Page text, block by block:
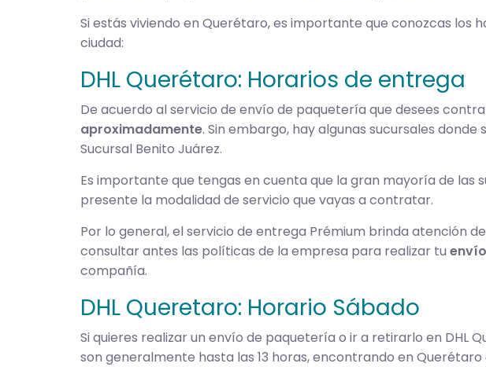
Si estás viviendo en Querétaro, es importante que conozcas los
ciudad:
DHL Querétaro: Horarios de entrega
De acuerdo al servicio de envío de paquetería que desees
aproximadamente. Sin embargo, hay algunas sucursales
Sucursal Benito Juárez.
Es importante que tengas en cuenta que la gran mayoría de las
presente la modalidad de servicio que vayas a contratar.
Por lo general, el servicio de entrega Prémium brinda atención
consultar antes las políticas de la empresa para realizar tu
compañía.
DHL Queretaro: Horario Sábado
Si quieres realizar un envío de paquetería o ir a retirarlo en DHL
son generalmente hasta las 13 horas, encontrando en